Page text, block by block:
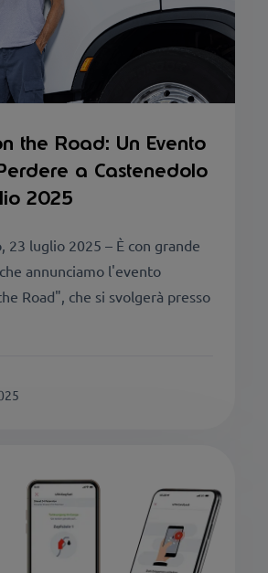
the Road: Un Evento
a Castenedolo
2025
23 luglio 2025 – È con grande
annunciamo l'evento
Road", che si svolgerà presso